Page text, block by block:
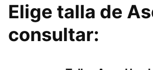
Elige talla de
consultar: